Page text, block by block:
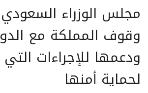
مجلس الوزراء
وقوف المملكة مع
ودعمها للإجراءات
لحماية أمنها